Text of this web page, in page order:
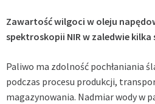
Zawartość wilgoci w oleju
spektroskopii NIR w zaledwie kilka
Paliwo ma zdolność pochłaniania
podczas procesu produkcji,
magazynowania. Nadmiar wody w